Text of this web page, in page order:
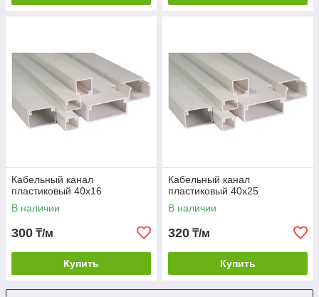
Кабельный канал
пластиковый 40х16
В наличии
300 ₸/м
Купить
Кабельный канал
пластиковый 40х25
В наличии
320 ₸/м
Купить